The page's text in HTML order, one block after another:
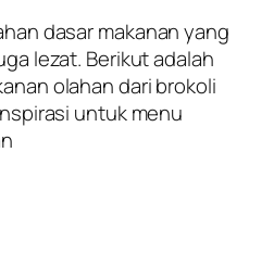
dasar makanan yang
lezat. Berikut adalah
olahan dari brokoli
untuk menu